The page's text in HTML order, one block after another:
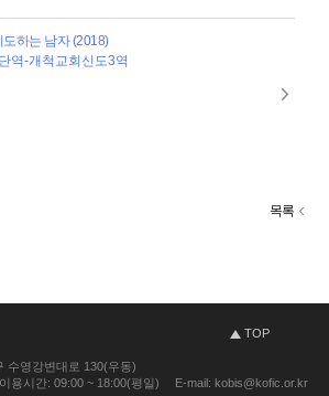
도하는 남자 (2018)
역-개척교회신도3역
목록
TOP
수영강변대로 130(우동)
이용시간: 09:00 ~ 18:00(평일) E-mail: kobis@kofic.or.kr